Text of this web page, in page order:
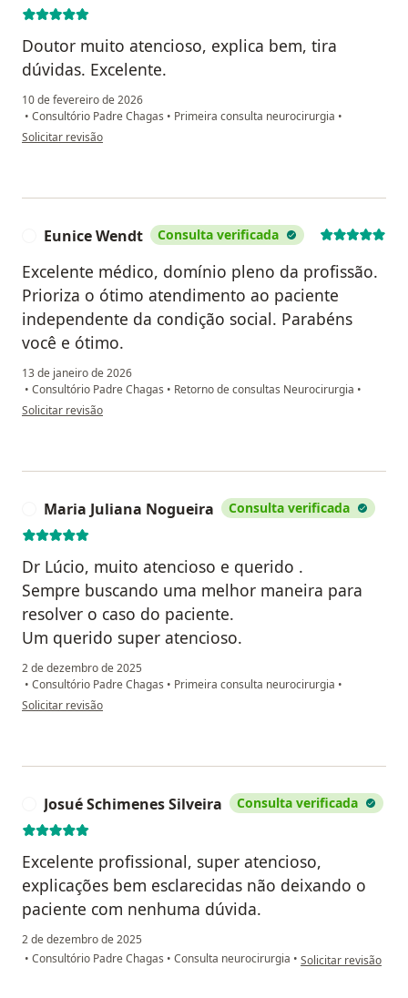
Doutor muito atencioso, explica bem, tira
dúvidas. Excelente.
10 de fevereiro de 2026
• Consultório Padre Chagas • Primeira consulta neurocirurgia •
na opinião do utilizador Lidiane Constante
Solicitar revisão
Eunice Wendt Consulta verificada
Excelente médico, domínio pleno da profissão.
Prioriza o ótimo atendimento ao paciente
independente da condição social. Parabéns
você e ótimo.
13 de janeiro de 2026
• Consultório Padre Chagas • Retorno de consultas Neurocirurgia •
na opinião do utilizador Eunice Wendt
Solicitar revisão
Maria Juliana Nogueira Consulta verificada
Dr Lúcio, muito atencioso e querido .
Sempre buscando uma melhor maneira para
resolver o caso do paciente.
Um querido super atencioso.
2 de dezembro de 2025
• Consultório Padre Chagas • Primeira consulta neurocirurgia •
na opinião do utilizador Maria Juliana Nogueira
Solicitar revisão
Josué Schimenes Silveira Consulta verificada
Excelente profissional, super atencioso,
explicações bem esclarecidas não deixando o
paciente com nenhuma dúvida.
2 de dezembro de 2025
• Consultório Padre Chagas • Consulta neurocirurgia • na opinião do
Solicitar revisão